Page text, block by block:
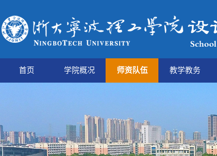
首页 学院概况 师资队伍 教学教务